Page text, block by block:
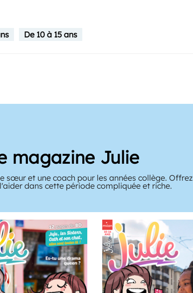
De 10 à 15 ans
magazine Julie
sœur et une coach pour les années collège. Offrez
dans cette période compliquée et riche.